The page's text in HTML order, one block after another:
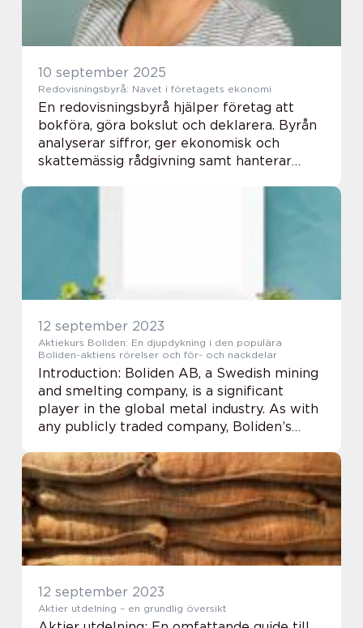
10 september 2025
Redovisningsbyrå: Navet i företagets ekonomi
En redovisningsbyrå hjälper företag att
bokföra, göra bokslut och deklarera. Byrån
analyserar siffror, ger ekonomisk och
skattemässig rådgivning samt hanterar
12 september 2023
Aktiekurs Boliden: En djupdykning i den populära
Boliden-aktiens rörelser och för- och nackdelar
Introduction: Boliden AB, a Swedish mining
and smelting company, is a significant
player in the global metal industry. As with
any publicly traded company, Boliden’s
in determining the companyR...
12 september 2023
Aktier utdelning – en grundlig översikt